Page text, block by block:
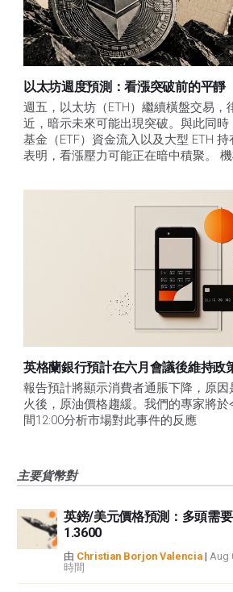
以太坊週度預測：看漲突破前的平靜
週五，以太坊（ETH）繼續橫盤交易，
近，暗示未來可能出現突破。與此同
基金（ETF）資金流入以及大型 ETH
表明，看漲壓力可能正在暗中積聚。 機
英格蘭銀行預計在六月會議後維持政
報告預計將顯示消費者通脹下降，原
火後，原油價格趨緩。我們的專家將
間12:00分析市場對此事件的反應
主要貨幣對
英鎊/美元價格預測：多頭需
1.3600
由 Christian Borjon Valencia | Aug
時間